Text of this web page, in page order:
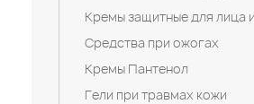
Кремы защитные для лица
Средства при ожогах
Кремы Пантенол
Гели при травмах кожи